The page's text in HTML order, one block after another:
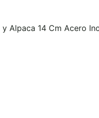
Alpaca 14 Cm Acero